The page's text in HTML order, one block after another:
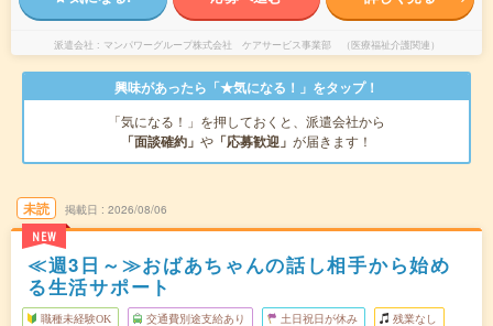
派遣会社 マンパワーグループ株式会社 ケアサービス事業部 （医療福祉介護関連）
興味があったら「★気になる！」をタップ！
「気になる！」を押しておくと、派遣会社から
「面談確約」 や 「応募歓迎」 が届きます！
未読
NEW
掲載日 2026/08/06
≪週3日～≫おばあちゃんの話し相手から始め
る生活サポート
職種未経験OK 交通費別途支給あり 土日祝日が休み 残業なし